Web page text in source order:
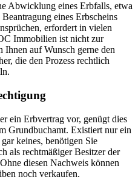
Abwicklung eines Erbfalls, etwa
eines Erbscheins
erfordert in vielen
Immobilien ist nicht zur
Ihnen auf Wunsch gerne den
die den Prozess rechtlich
ein Erbvertrag vor, genügt dies
Grundbuchamt. Existiert nur ein
keines, benötigen Sie
als rechtmäßiger Besitzer der
diesen Nachweis können
noch verkaufen.